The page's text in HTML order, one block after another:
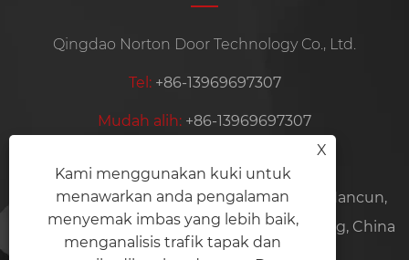
Qingdao Norton Door Technology Co., Ltd.
Tel: +86-13969697307
Mudah alih: +86-13969697307
Alamat:Loji 6, No. 57, Jalan Haitao, Bandar Nancun,
Pingdu City, Qingdao City, Provinsi Shandong, China
X
Kami menggunakan kuki untuk
menawarkan anda pengalaman
menyemak imbas yang lebih baik,
menganalisis trafik tapak dan